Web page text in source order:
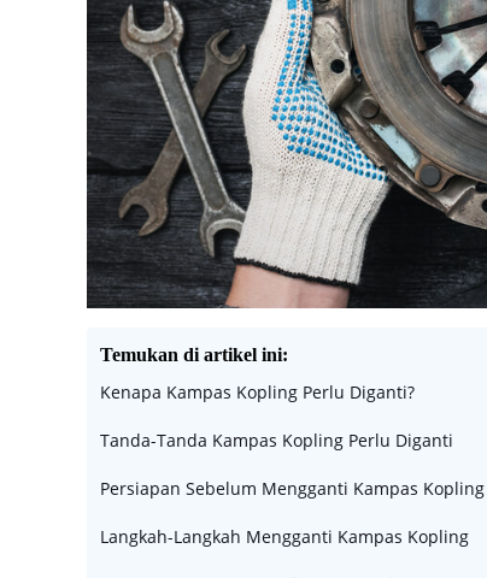
Temukan di artikel ini:
Kenapa Kampas Kopling Perlu Diganti?
Tanda-Tanda Kampas Kopling Perlu Diganti
Persiapan Sebelum Mengganti Kampas Kopling
Langkah-Langkah Mengganti Kampas Kopling